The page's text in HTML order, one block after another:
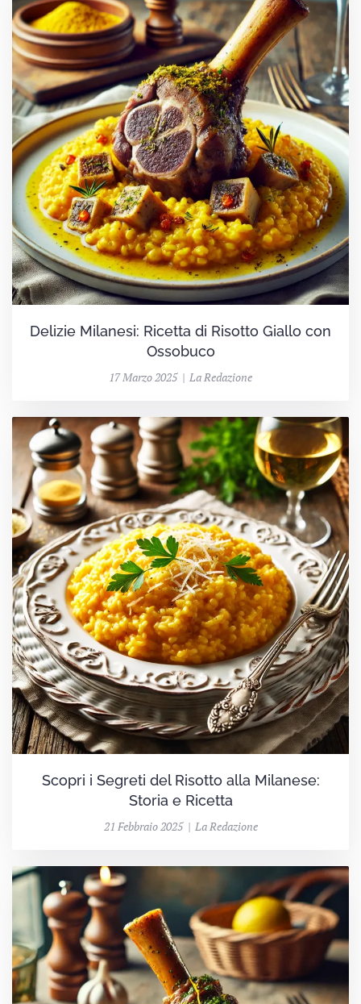
Delizie Milanesi: Ricetta di Risotto Giallo con
Ossobuco
17 Marzo 2025 | La Redazione
Scopri i Segreti del Risotto alla Milanese:
Storia e Ricetta
21 Febbraio 2025 | La Redazione